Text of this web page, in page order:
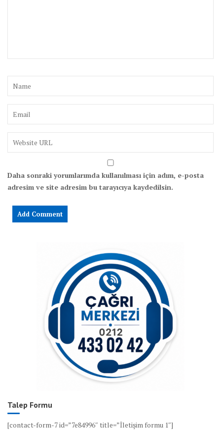
Daha sonraki yorumlarımda kullanılması için adım, e-posta
adresim ve site adresim bu tarayıcıya kaydedilsin.
Talep Formu
[contact-form-7 id=”7e84996″ title=”İletişim formu 1″]